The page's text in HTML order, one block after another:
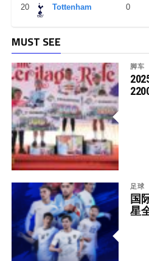
20
Tottenham 0
MUST SEE
脚车
足球
国
星